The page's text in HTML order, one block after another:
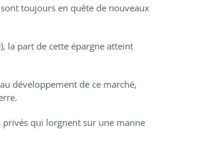
toujours en quête de nouveaux
la part de cette épargne atteint
développement de ce marché,
privés qui lorgnent sur une manne